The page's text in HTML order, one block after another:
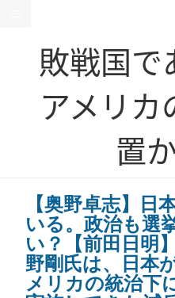
敗戦国で
アメリカ
置
【奥野卓志】日
いる。政治も選
い？【前田日明
野剛氏は、日本
メリカの統治下